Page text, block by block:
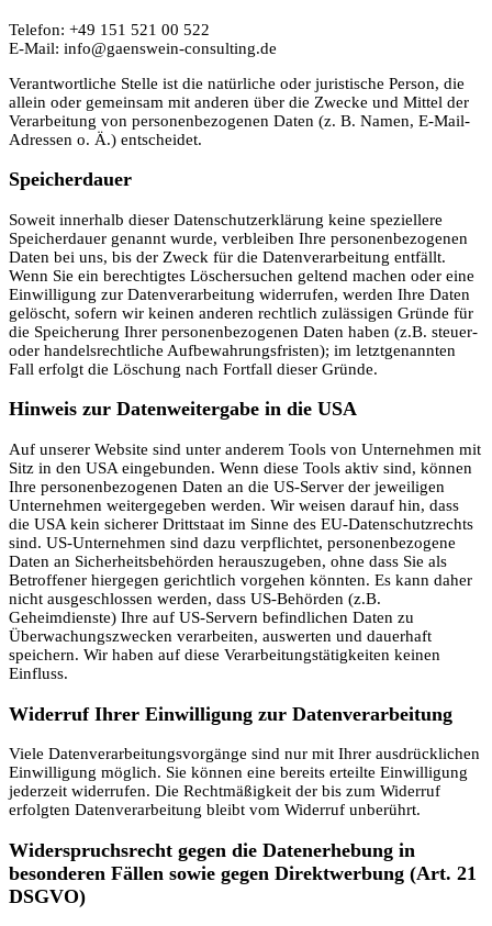
Telefon: +49 151 521 00 522
E-Mail: info@gaenswein-consulting.de
Verantwortliche Stelle ist die natürliche oder juristische Person, die
allein oder gemeinsam mit anderen über die Zwecke und Mittel der
Verarbeitung von personenbezogenen Daten (z. B. Namen, E-Mail-
Adressen o. Ä.) entscheidet.
Speicherdauer
Soweit innerhalb dieser Datenschutzerklärung keine speziellere
Speicherdauer genannt wurde, verbleiben Ihre personenbezogenen
Daten bei uns, bis der Zweck für die Datenverarbeitung entfällt.
Wenn Sie ein berechtigtes Löschersuchen geltend machen oder eine
Einwilligung zur Datenverarbeitung widerrufen, werden Ihre Daten
gelöscht, sofern wir keinen anderen rechtlich zulässigen Gründe für
die Speicherung Ihrer personenbezogenen Daten haben (z.B. steuer-
oder handelsrechtliche Aufbewahrungsfristen); im letztgenannten
Fall erfolgt die Löschung nach Fortfall dieser Gründe.
Hinweis zur Datenweitergabe in die USA
Auf unserer Website sind unter anderem Tools von Unternehmen mit
Sitz in den USA eingebunden. Wenn diese Tools aktiv sind, können
Ihre personenbezogenen Daten an die US-Server der jeweiligen
Unternehmen weitergegeben werden. Wir weisen darauf hin, dass
die USA kein sicherer Drittstaat im Sinne des EU-Datenschutzrechts
sind. US-Unternehmen sind dazu verpflichtet, personenbezogene
Daten an Sicherheitsbehörden herauszugeben, ohne dass Sie als
Betroffener hiergegen gerichtlich vorgehen könnten. Es kann daher
nicht ausgeschlossen werden, dass US-Behörden (z.B.
Geheimdienste) Ihre auf US-Servern befindlichen Daten zu
Überwachungszwecken verarbeiten, auswerten und dauerhaft
speichern. Wir haben auf diese Verarbeitungstätigkeiten keinen
Einfluss.
Widerruf Ihrer Einwilligung zur Datenverarbeitung
Viele Datenverarbeitungsvorgänge sind nur mit Ihrer ausdrücklichen
Einwilligung möglich. Sie können eine bereits erteilte Einwilligung
jederzeit widerrufen. Die Rechtmäßigkeit der bis zum Widerruf
erfolgten Datenverarbeitung bleibt vom Widerruf unberührt.
Widerspruchsrecht gegen die Datenerhebung in
besonderen Fällen sowie gegen Direktwerbung (Art. 21
DSGVO)